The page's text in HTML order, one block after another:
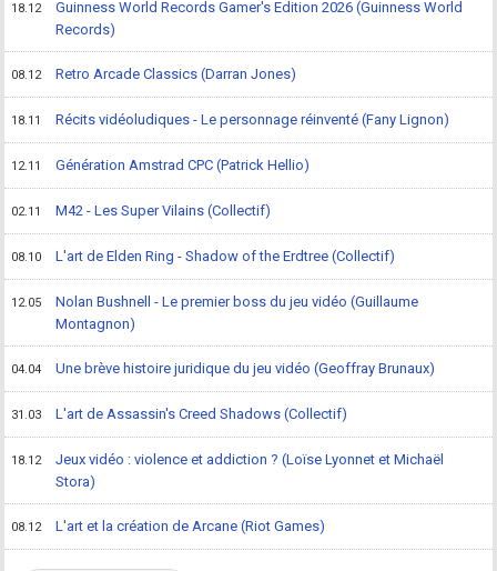
18.12
Guinness World Records Gamer's Edition 2026 (Guinness World
Records)
08.12 Retro Arcade Classics (Darran Jones)
18.11 Récits vidéoludiques - Le personnage réinventé (Fany Lignon)
12.11 Génération Amstrad CPC (Patrick Hellio)
02.11 M42 - Les Super Vilains (Collectif)
08.10 L'art de Elden Ring - Shadow of the Erdtree (Collectif)
12.05
Nolan Bushnell - Le premier boss du jeu vidéo (Guillaume
Montagnon)
04.04 Une brève histoire juridique du jeu vidéo (Geoffray Brunaux)
31.03 L'art de Assassin's Creed Shadows (Collectif)
18.12
Jeux vidéo : violence et addiction ? (Loïse Lyonnet et Michaël
Stora)
08.12 L'art et la création de Arcane (Riot Games)